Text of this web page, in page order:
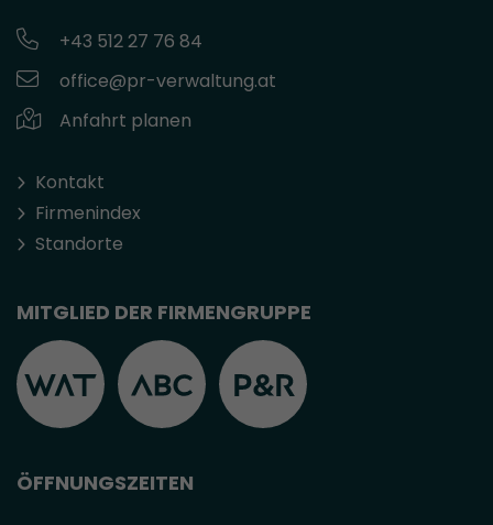
+43 512 27 76 84
office@pr-verwaltung.at
Anfahrt planen
Kontakt
Firmenindex
Standorte
MITGLIED DER FIRMENGRUPPE
ÖFFNUNGSZEITEN